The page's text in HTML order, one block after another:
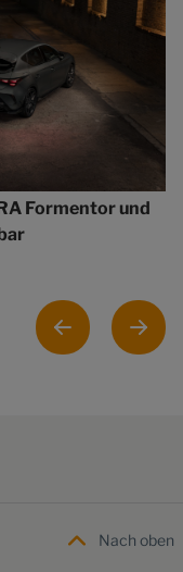
Formentor und
Nach oben